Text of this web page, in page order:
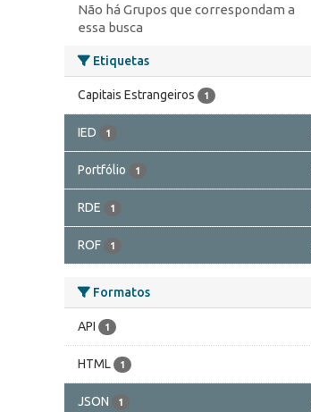
Não há Grupos que correspondam a
essa busca
Etiquetas
Capitais Estrangeiros 1
IED 1
Portfólio 1
RDE 1
ROF 1
Formatos
API 1
HTML 1
JSON 1